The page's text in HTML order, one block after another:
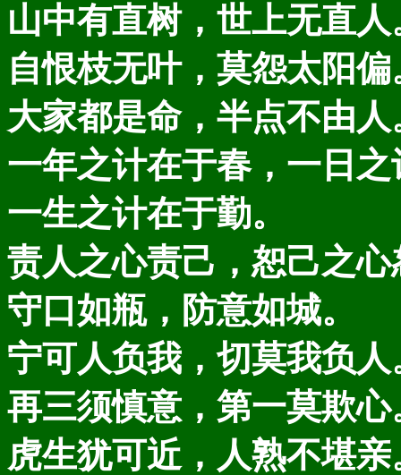
山中有直树，世上无直人
自恨枝无叶，莫怨太阳偏
大家都是命，半点不由人
一年之计在于春，一日
一生之计在于勤。
责人之心责己，恕己之心
守口如瓶，防意如城。
宁可人负我，切莫我负人
再三须慎意，第一莫欺心
虎生犹可近，人熟不堪亲